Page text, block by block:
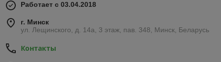
Работает с 03.04.2018
г. Минск
ул. Лещинского, д. 14а, 3 этаж, пав. 348, Минск, Беларусь
Контакты